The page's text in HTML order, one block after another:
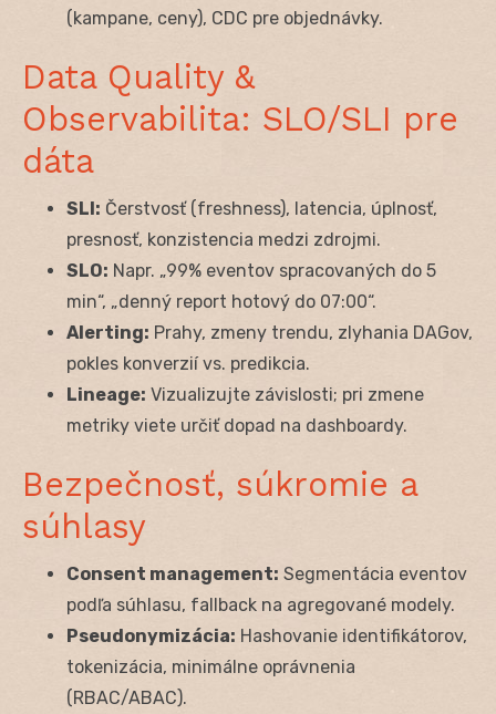
(kampane, ceny), CDC pre objednávky.
Data Quality &
Observabilita: SLO/SLI pre
dáta
SLI: Čerstvosť (freshness), latencia, úplnosť,
presnosť, konzistencia medzi zdrojmi.
SLO: Napr. „99% eventov spracovaných do 5
min“, „denný report hotový do 07:00“.
Alerting: Prahy, zmeny trendu, zlyhania DAGov,
pokles konverzií vs. predikcia.
Lineage: Vizualizujte závislosti; pri zmene
metriky viete určiť dopad na dashboardy.
Bezpečnosť, súkromie a
súhlasy
Consent management: Segmentácia eventov
podľa súhlasu, fallback na agregované modely.
Pseudonymizácia: Hashovanie identifikátorov,
tokenizácia, minimálne oprávnenia
(RBAC/ABAC).